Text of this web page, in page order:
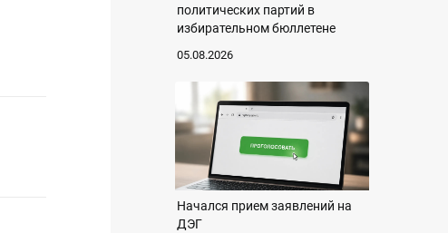
политических партий в
избирательном бюллетене
05.08.2026
Начался прием заявлений на
ДЭГ